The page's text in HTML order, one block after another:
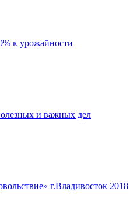
к урожайности
и важных дел
г.Владивосток 2018